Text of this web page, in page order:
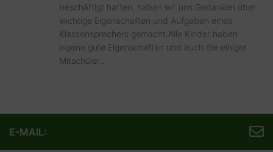
beschäftigt hatten, haben wir uns Gedanken über
wichtige Eigenschaften und Aufgaben eines
Klassensprechers gemacht.Alle Kinder haben
eigene gute Eigenschaften und auch die einiger
Mitschüler...
E-MAIL: